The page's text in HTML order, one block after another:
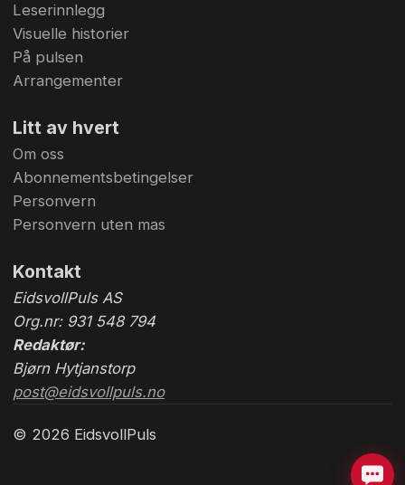
Leserinnlegg
Visuelle historier
På pulsen
Arrangementer
Litt av hvert
Om oss
Abonnementsbetingelser
Personvern
Personvern uten mas
Kontakt
EidsvollPuls AS
Org.nr: 931 548 794
Redaktør:
Bjørn Hytjanstorp
post@eidsvollpuls.no
© 2026 EidsvollPuls